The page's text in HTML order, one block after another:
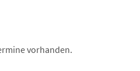
vorhanden.